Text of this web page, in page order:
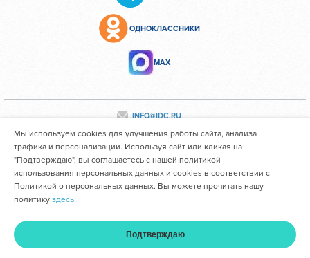
Главная Услуги и цены Оплата Кабинет
ОДНОКЛАССНИКИ
МАХ
INFO@IDC.RU
Все персональные данные сотрудников размещены с их
согласия
Областное государственное автономное учреждение
здравоохранения "Иркутский областной клинический
консультативно-диагностический центр им. И.В. Ушакова"
Мы используем cookies для улучшения работы сайта, анализа
трафика и персонализации. Используя сайт или кликая на
"Подтверждаю", вы соглашаетесь с нашей политикой
использования персональных данных и cookies в соответствии с
Политикой о персональных данных. Вы можете прочитать нашу
политику здесь
Подтверждаю